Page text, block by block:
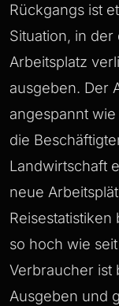
Rückgangs ist
Situation, in
Arbeitsplatz
ausgeben. Der
angespannt
die
Landwirtschaft
neue
so hoch wie
Verbraucher ist
Ausgeben und